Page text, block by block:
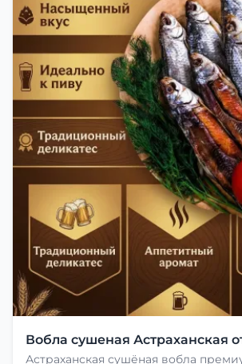
Вобла сушеная Астраханская
Астраханская сушёная вобла